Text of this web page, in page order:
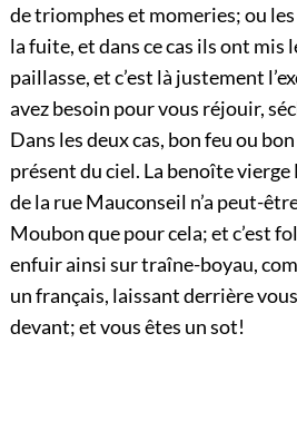
de triomphes et momeries; ou
la fuite, et dans ce cas ils ont mis
paillasse, et c’est là justement
avez besoin pour vous réjouir,
Dans les deux cas, bon feu ou
présent du ciel. La benoîte
de la rue Mauconseil n’a peut-
Moubon que pour cela; et c’est
enfuir ainsi sur traîne-boyau,
un français, laissant derrière
devant; et vous êtes un sot!